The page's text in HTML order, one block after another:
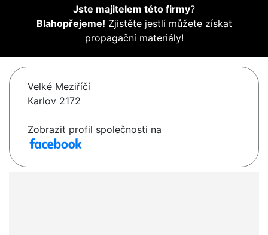
Jste majitelem této firmy?
Blahopřejeme! Zjistěte jestli můžete získat
propagační materiály!
Velké Meziříčí
Karlov 2172
Zobrazit profil společnosti na